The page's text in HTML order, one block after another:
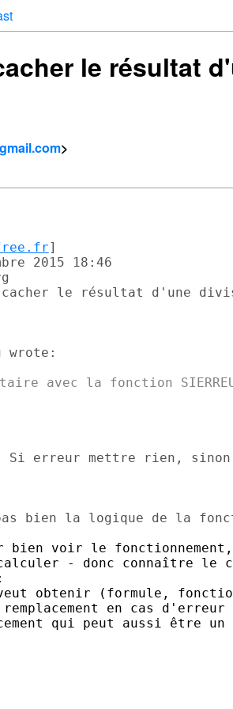
le résultat
>
]
2015 18:46
le résultat d'une
avec la fonction
Si erreur mettre rien,
voir le fonctionnement,
- donc connaître le
obtenir (formule,
en cas
qui peut aussi être